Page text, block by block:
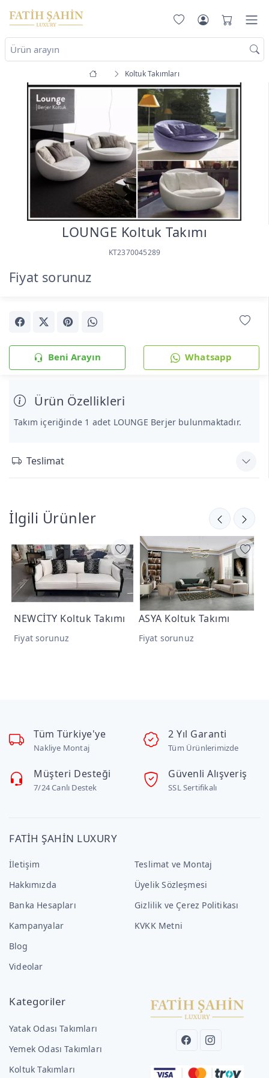
Koltuk Takımları
LOUNGE Koltuk Takımı
KT2370045289
Fiyat sorunuz
Beni Arayın Whatsapp
Ürün Özellikleri
Takım içeriğinde 1 adet LOUNGE Berjer bulunmaktadır.
Teslimat
İlgili Ürünler
ASYA Koltuk Takımı
Fiyat sorunuz
MİLANO Koltuk
Fiyat sorunuz
Tüm Türkiye'ye
Nakliye Montaj
2 Yıl Garanti
Tüm Ürünlerimizde
Müşteri Desteği
7/24 Canlı Destek
Güvenli Alışveriş
SSL Sertifikalı
FATİH ŞAHİN LUXURY
İletişim
Hakkımızda
Banka Hesapları
Kampanyalar
Blog
Videolar
Teslimat ve Montaj
Üyelik Sözleşmesi
Gizlilik ve Çerez Politikası
KVKK Metni
Kategoriler
Yatak Odası Takımları
Yemek Odası Takımları
Koltuk Takımları